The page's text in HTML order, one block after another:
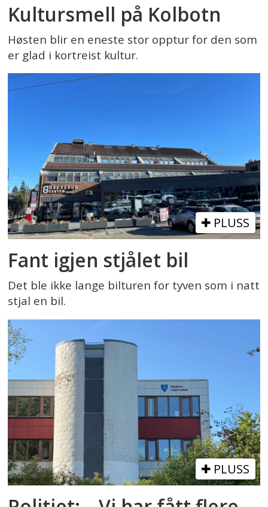
Kultursmell på Kolbotn
Høsten blir en eneste stor opptur for den som
er glad i kortreist kultur.
PLUSS
Fant igjen stjålet bil
Det ble ikke lange bilturen for tyven som i natt
stjal en bil.
PLUSS